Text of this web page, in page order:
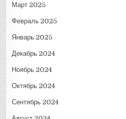
Март 2025
Февраль 2025
Январь 2025
Декабрь 2024
Ноябрь 2024
Октябрь 2024
Сентябрь 2024